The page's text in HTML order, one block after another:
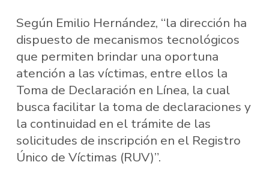
Según Emilio Hernández, “la dirección ha
dispuesto de mecanismos tecnológicos
que permiten brindar una oportuna
atención a las víctimas, entre ellos la
Toma de Declaración en Línea, la cual
busca facilitar la toma de declaraciones y
la continuidad en el trámite de las
solicitudes de inscripción en el Registro
Único de Víctimas (RUV)”.